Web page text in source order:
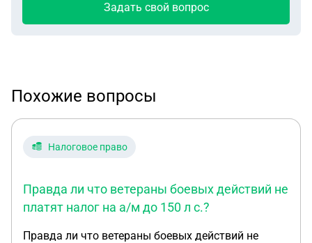
Задать свой вопрос
Похожие вопросы
Налоговое право
Правда ли что ветераны боевых действий не
платят налог на а/м до 150 л с.?
Правда ли что ветераны боевых действий не